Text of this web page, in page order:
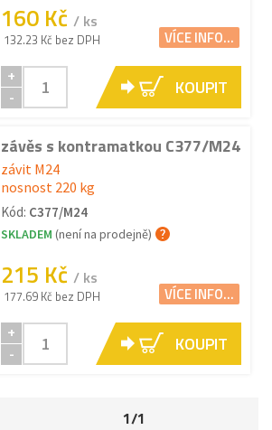
160 Kč / ks
132.23 Kč bez DPH VÍCE INFO...
+
-
KOUPIT
závěs s kontramatkou C377/M24
závit M24
nosnost 220 kg
Kód: C377/M24
SKLADEM (není na prodejně)
215 Kč / ks
177.69 Kč bez DPH VÍCE INFO...
+
-
KOUPIT
1/1